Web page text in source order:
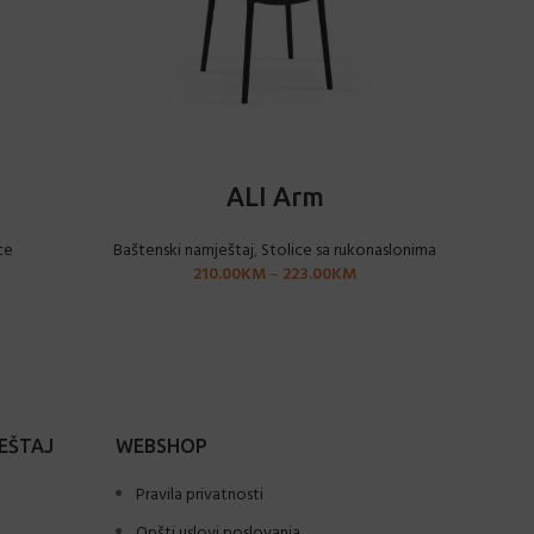
ALI Arm
Baštenski namještaj, Stolice sa rukonaslonima
210.00KM– 223.00KM
WEBSHOP
Pravila privatnosti